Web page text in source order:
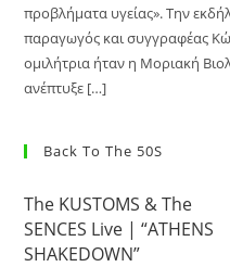
προβλήματα υγείας». Την
παραγωγός και συγγραφέας
ομιλήτρια ήταν η Μοριακή
ανέπτυξε […]
Back To The 50S
The KUSTOMS & The
SENCES Live | “ATHENS
SHAKEDOWN”